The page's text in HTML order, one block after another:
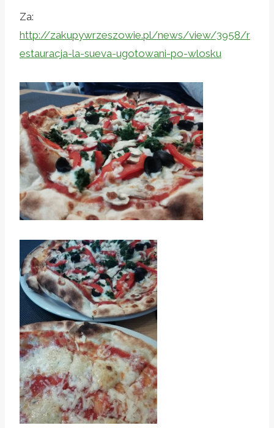
Za:
http://zakupywrzeszowie.pl/news/view/3958/r
estauracja-la-sueva-ugotowani-po-wlosku